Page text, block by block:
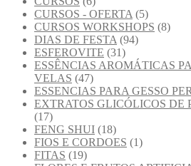
CURSOS - OFERTA (5)
CURSOS WORKSHOPS (8)
DIAS DE FESTA (94)
ESFEROVITE (31)
ESSÊNCIAS AROMÁTICAS
VELAS (47)
ESSENCIAS PARA GESSO
EXTRATOS GLICÓLICOS DE
(17)
FENG SHUI (18)
FIOS E CORDOES (1)
FITAS (19)